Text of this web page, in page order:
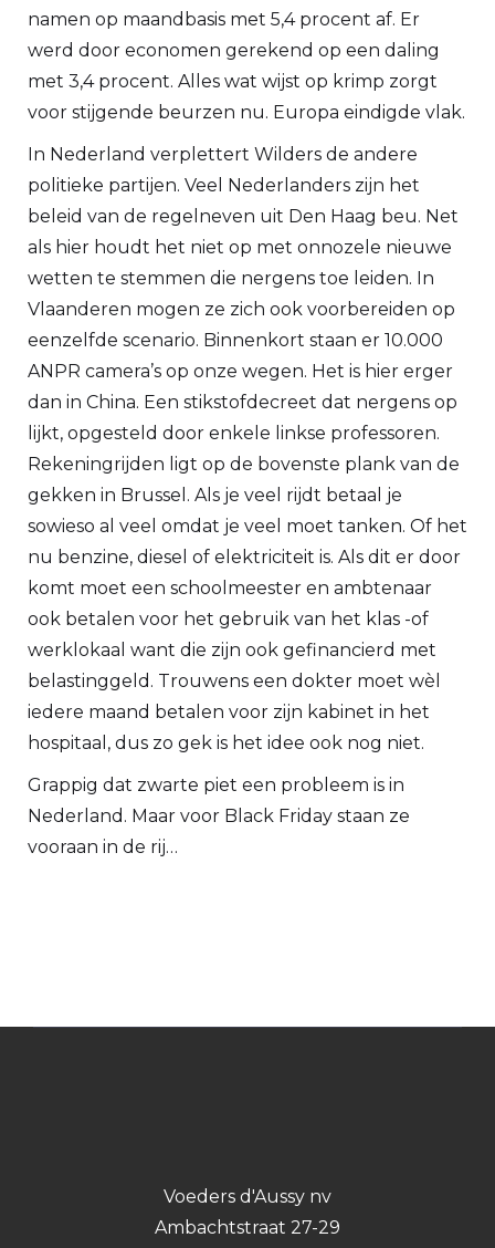
namen op maandbasis met 5,4 procent af. Er
werd door economen gerekend op een daling
met 3,4 procent. Alles wat wijst op krimp zorgt
voor stijgende beurzen nu. Europa eindigde vlak.
In Nederland verplettert Wilders de andere
politieke partijen. Veel Nederlanders zijn het
beleid van de regelneven uit Den Haag beu. Net
als hier houdt het niet op met onnozele nieuwe
wetten te stemmen die nergens toe leiden. In
Vlaanderen mogen ze zich ook voorbereiden op
eenzelfde scenario. Binnenkort staan er 10.000
ANPR camera’s op onze wegen. Het is hier erger
dan in China. Een stikstofdecreet dat nergens op
lijkt, opgesteld door enkele linkse professoren.
Rekeningrijden ligt op de bovenste plank van de
gekken in Brussel. Als je veel rijdt betaal je
sowieso al veel omdat je veel moet tanken. Of het
nu benzine, diesel of elektriciteit is. Als dit er door
komt moet een schoolmeester en ambtenaar
ook betalen voor het gebruik van het klas -of
werklokaal want die zijn ook gefinancierd met
belastinggeld. Trouwens een dokter moet wèl
iedere maand betalen voor zijn kabinet in het
hospitaal, dus zo gek is het idee ook nog niet.
Grappig dat zwarte piet een probleem is in
Nederland. Maar voor Black Friday staan ze
vooraan in de rij…
Voeders d'Aussy nv
Ambachtstraat 27-29